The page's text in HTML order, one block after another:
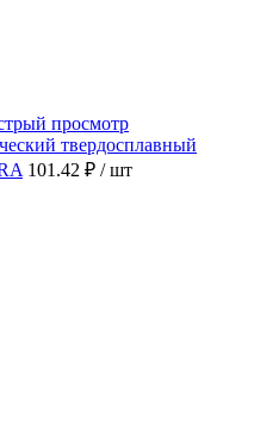
просмотр
твердосплавный
101.42 ₽ / шт